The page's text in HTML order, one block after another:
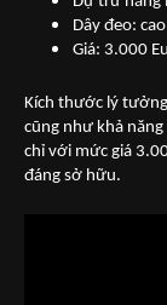
Dây đeo:
Giá: 3.000
Kích thước lý
cũng như khả
chỉ với mức giá
đáng sở hữu.